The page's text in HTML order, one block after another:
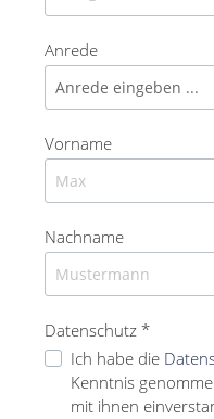
Anrede
Vorname
Nachname
Datenschutz *
Ich habe die
Kenntnis
mit ihnen